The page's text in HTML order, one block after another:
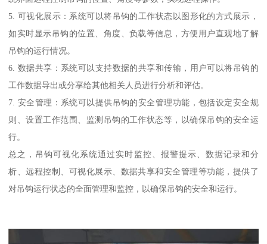
5. 可视化展示：系统可以将吊钩的工作状态以图形化的方式展示，
如实时显示吊钩的位置、角度、负载等信息，方便用户直观地了解
吊钩的运行情况。
6. 数据共享：系统可以支持数据的共享和传输，用户可以将吊钩的
工作数据导出或分享给其他相关人员进行分析和评估。
7. 安全管理：系统可以提供吊钩的安全管理功能，包括设定安全规
则、设置工作范围、监测吊钩的工作状态等，以确保吊钩的安全运
行。
总之，吊钩可视化系统通过实时监控、报警提示、数据记录和分
析、远程控制、可视化展示、数据共享和安全管理等功能，提供了
对吊钩运行状态的全面管理和监控，以确保吊钩的安全和运行。